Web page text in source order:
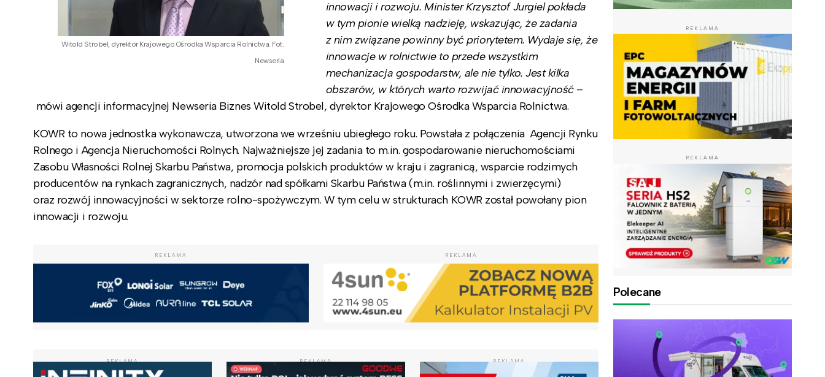
Witold Strobel, dyrektor Krajowego Ośrodka Wsparcia Rolnictwa. Fot.
Newseria
innowacji i rozwoju. Minister Krzysztof Jurgiel pokłada
w tym pionie wielką nadzieję, wskazując, że zadania
z nim związane powinny być priorytetem. Wydaje się, że
innowacje w rolnictwie to przede wszystkim
mechanizacja gospodarstw, ale nie tylko. Jest kilka
obszarów, w których warto rozwijać innowacyjność–
mówi agencji informacyjnej Newseria Biznes Witold Strobel, dyrektor Krajowego Ośrodka Wsparcia Rolnictwa.
KOWR to nowa jednostka wykonawcza, utworzona we wrześniu ubiegłego roku. Powstała z połączenia Agencji Rynku
Rolnego i Agencja Nieruchomości Rolnych. Najważniejsze jej zadania to m.in. gospodarowanie nieruchomościami
Zasobu Własności Rolnej Skarbu Państwa, promocja polskich produktów w kraju i zagranicą, wsparcie rodzimych
producentów na rynkach zagranicznych, nadzór nad spółkami Skarbu Państwa (m.in. roślinnymi i zwierzęcymi)
oraz rozwój innowacyjności w sektorze rolno-spożywczym. W tym celu w strukturach KOWR został powołany pion
innowacji i rozwoju.
REKLAMA REKLAMA
REKLAMA REKLAMA REKLAMA
REKLAMA
REKLAMA
Polecane